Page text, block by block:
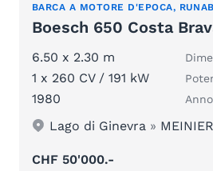
BARCA A MOTORE D'EPOCA,
Boesch 650 Costa
6.50 x 2.30 m
1 x 260 CV / 191 kW
1980 Anno
Lago di Ginevra » MEINIER
CHF 50'000.-